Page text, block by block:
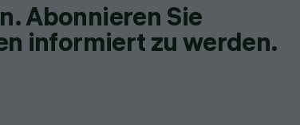
Abonnieren Sie
informiert zu werden.